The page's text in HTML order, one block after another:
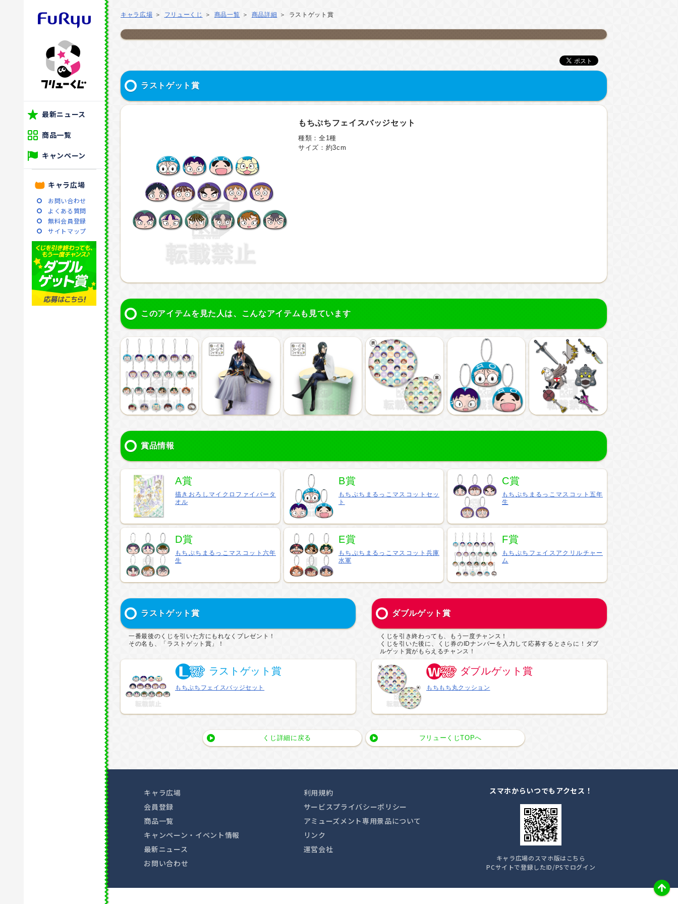
最新ニュース
商品一覧
キャンペーン
キャラ広場
お問い合わせ
よくある質問
無料会員登録
サイトマップ
キャラ広場 フリューくじ 商品一覧 商品詳細 ラストゲット賞
ラストゲット賞
もちぷちフェイスバッジセット
種類：全1種
サイズ：約3cm
このアイテムを見た人は、こんなアイテムも見ています
賞品情報
A賞
描きおろしマイクロファイバータ
オル
B賞
もちぷちまるっこマスコットセッ
ト
C賞
もちぷちまるっこマスコット五年
生
D賞
もちぷちまるっこマスコット六年
生
E賞
もちぷちまるっこマスコット兵庫
水軍
F賞
もちぷちフェイスアクリルチャー
ム
ラストゲット賞
一番最後のくじを引いた方にもれなくプレゼント！
その名も、「ラストゲット賞」！
ラストゲット賞
もちぷちフェイスバッジセット
ダブルゲット賞
くじを引き終わっても、もう一度チャンス！
くじを引いた後に、くじ券のIDナンバーを入力して応募するとさらに！ダブ
ルゲット賞がもらえるチャンス！
ダブルゲット賞
もちもち丸クッション
くじ詳細に戻る フリューくじTOPへ
キャラ広場
会員登録
商品一覧
キャンペーン・イベント情報
最新ニュース
お問い合わせ
利用規約
サービスプライバシーポリシー
アミューズメント専用景品について
リンク
運営会社
スマホからいつでもアクセス！
キャラ広場のスマホ版はこちら
PCサイトで登録したID/PSでログイン